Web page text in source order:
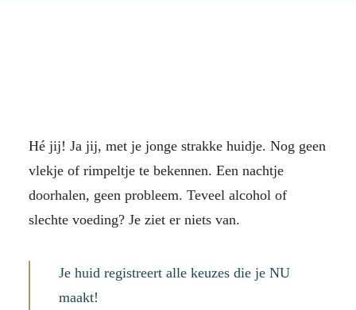
Hé jij! Ja jij, met je jonge strakke huidje. Nog geen
vlekje of rimpeltje te bekennen. Een nachtje
doorhalen, geen probleem. Teveel alcohol of
slechte voeding? Je ziet er niets van.
Je huid registreert alle keuzes die je NU
maakt!